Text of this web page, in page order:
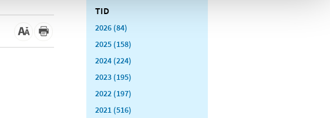
TID
2026 (84)
2025 (158)
2024 (224)
2023 (195)
2022 (197)
2021 (516)